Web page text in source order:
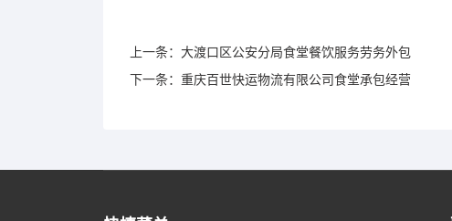
上一条：大渡口区公安分局食堂餐饮服务劳务外包
下一条：重庆百世快运物流有限公司食堂承包经营